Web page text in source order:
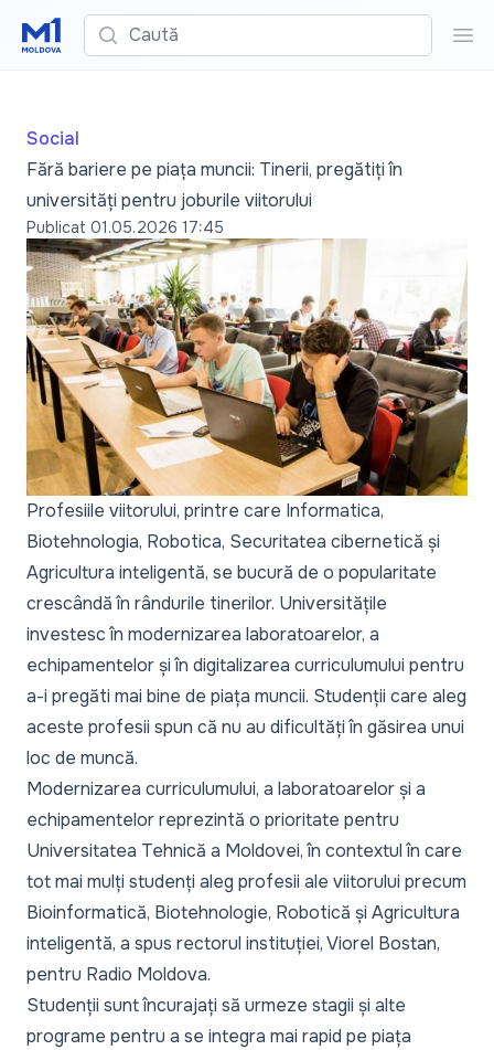
Caută
Social
Fără bariere pe piața muncii: Tinerii, pregătiți în
universități pentru joburile viitorului
Publicat 01.05.2026 17:45
Profesiile viitorului, printre care Informatica,
Biotehnologia, Robotica, Securitatea cibernetică și
Agricultura inteligentă, se bucură de o popularitate
crescândă în rândurile tinerilor. Universitățile
investesc în modernizarea laboratoarelor, a
echipamentelor și în digitalizarea curriculumului pentru
a-i pregăti mai bine de piața muncii. Studenții care aleg
aceste profesii spun că nu au dificultăți în găsirea unui
loc de muncă.
Modernizarea curriculumului, a laboratoarelor și a
echipamentelor reprezintă o prioritate pentru
Universitatea Tehnică a Moldovei, în contextul în care
tot mai mulți studenți aleg profesii ale viitorului precum
Bioinformatică, Biotehnologie, Robotică și Agricultura
inteligentă, a spus rectorul instituției, Viorel Bostan,
pentru Radio Moldova.
Studenții sunt încurajați să urmeze stagii și alte
programe pentru a se integra mai rapid pe piața